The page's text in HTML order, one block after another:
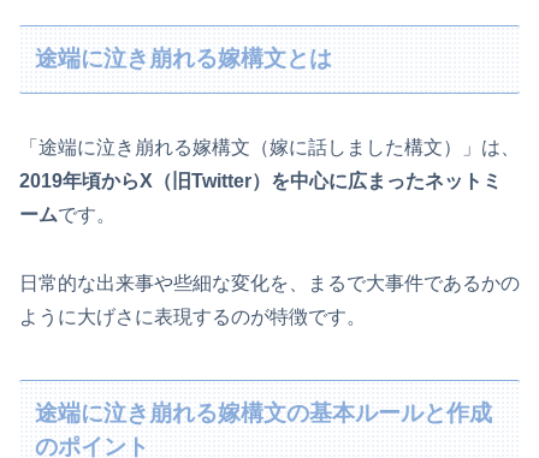
途端に泣き崩れる嫁構文とは
「途端に泣き崩れる嫁構文（嫁に話しました構文）」は、
2019年頃からX（旧Twitter）を中心に広まったネットミ
ームです。
日常的な出来事や些細な変化を、まるで大事件であるかの
ように大げさに表現するのが特徴です。
途端に泣き崩れる嫁構文の基本ルールと作成
のポイント